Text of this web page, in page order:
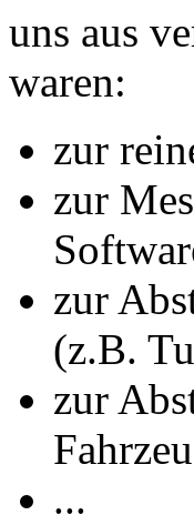
uns aus
waren:
zur
zur
zur
(z.B.
zur
...